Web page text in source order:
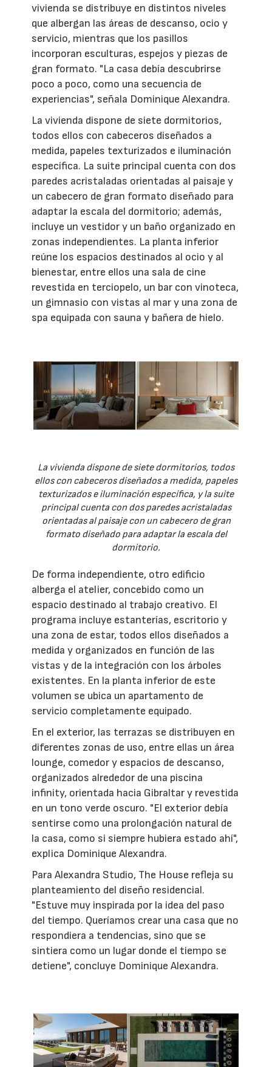
vivienda se distribuye en distintos niveles
que albergan las áreas de descanso, ocio y
servicio, mientras que los pasillos
incorporan esculturas, espejos y piezas de
gran formato. "La casa debía descubrirse
poco a poco, como una secuencia de
experiencias", señala Dominique Alexandra.
La vivienda dispone de siete dormitorios,
todos ellos con cabeceros diseñados a
medida, papeles texturizados e iluminación
específica. La suite principal cuenta con dos
paredes acristaladas orientadas al paisaje y
un cabecero de gran formato diseñado para
adaptar la escala del dormitorio; además,
incluye un vestidor y un baño organizado en
zonas independientes. La planta inferior
reúne los espacios destinados al ocio y al
bienestar, entre ellos una sala de cine
revestida en terciopelo, un bar con vinoteca,
un gimnasio con vistas al mar y una zona de
spa equipada con sauna y bañera de hielo.
La vivienda dispone de siete dormitorios, todos
ellos con cabeceros diseñados a medida, papeles
texturizados e iluminación específica, y la suite
principal cuenta con dos paredes acristaladas
orientadas al paisaje con un cabecero de gran
formato diseñado para adaptar la escala del
dormitorio.
De forma independiente, otro edificio
alberga el atelier, concebido como un
espacio destinado al trabajo creativo. El
programa incluye estanterías, escritorio y
una zona de estar, todos ellos diseñados a
medida y organizados en función de las
vistas y de la integración con los árboles
existentes. En la planta inferior de este
volumen se ubica un apartamento de
servicio completamente equipado.
En el exterior, las terrazas se distribuyen en
diferentes zonas de uso, entre ellas un área
lounge, comedor y espacios de descanso,
organizados alrededor de una piscina
infinity, orientada hacia Gibraltar y revestida
en un tono verde oscuro. "El exterior debía
sentirse como una prolongación natural de
la casa, como si siempre hubiera estado ahí",
explica Dominique Alexandra.
Para Alexandra Studio, The House refleja su
planteamiento del diseño residencial.
"Estuve muy inspirada por la idea del paso
del tiempo. Queríamos crear una casa que no
respondiera a tendencias, sino que se
sintiera como un lugar donde el tiempo se
detiene", concluye Dominique Alexandra.